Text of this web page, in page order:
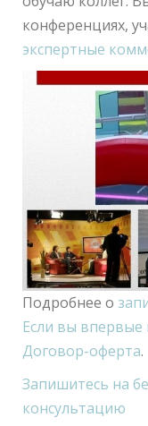
конференциях,
экспертные
Подробнее о
Если вы впервые
Договор-оферта.
Запишитесь на
консультацию